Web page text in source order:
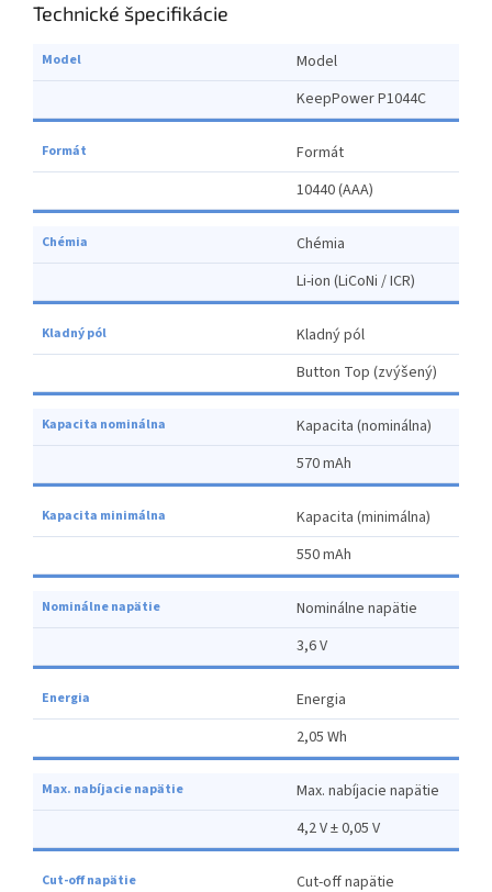
Technické špecifikácie
Model
KeepPower P1044C
Formát
10440 (AAA)
Chémia
Li-ion (LiCoNi / ICR)
Kladný pól
Button Top (zvýšený)
Kapacita (nominálna)
570 mAh
Kapacita (minimálna)
550 mAh
Nominálne napätie
3,6 V
Energia
2,05 Wh
Max. nabíjacie napätie
4,2 V ± 0,05 V
Cut-off napätie